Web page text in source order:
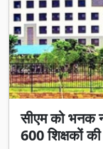
सीएम को भनक
600 शिक्षकों